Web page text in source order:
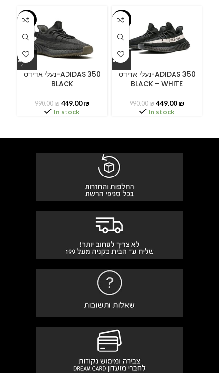
-55%
נעלי אדידס-ADIDAS 350
BLACK
990.00₪ 449.00₪
In stock
-55%
נעלי אדידס-ADIDAS 350
BLACK – WHITE
990.00₪ 449.00₪
In stock